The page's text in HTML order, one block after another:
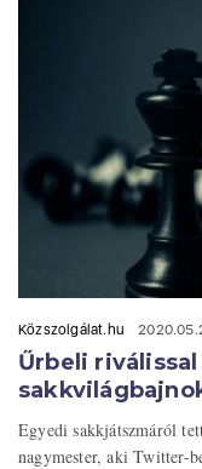
Közszolgálat.hu
Űrbeli
Egyedi sakkjátszmáról
nagymester, aki Twitter-